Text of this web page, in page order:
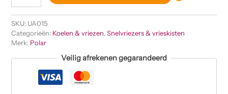
SKU: UA015
Categorieën: Koelen & vriezen,Snelvriezers & vrieskisten
Merk: Polar
Veilig afrekenen gegarandeerd